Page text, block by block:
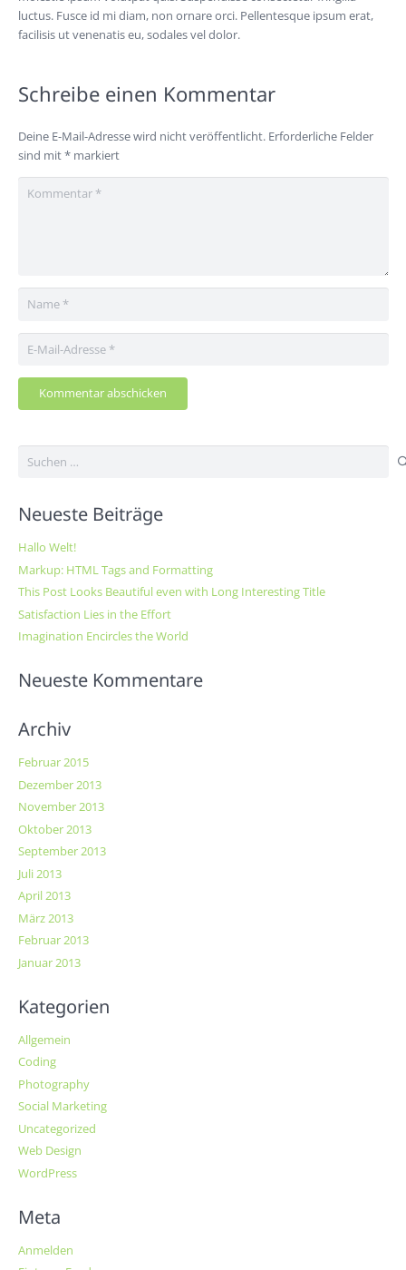
luctus. Fusce id mi diam, non ornare orci. Pellentesque ipsum erat,
facilisis ut venenatis eu, sodales vel dolor.
Schreibe einen Kommentar
Deine E-Mail-Adresse wird nicht veröffentlicht. Erforderliche Felder
sind mit*markiert
Kommentar abschicken
Suchen
Neueste Beiträge
Hallo Welt!
Markup: HTML Tags and Formatting
This Post Looks Beautiful even with Long Interesting Title
Satisfaction Lies in the Effort
Imagination Encircles the World
Neueste Kommentare
Archiv
Februar 2015
Dezember 2013
November 2013
Oktober 2013
September 2013
Juli 2013
April 2013
März 2013
Februar 2013
Januar 2013
Kategorien
Allgemein
Coding
Photography
Social Marketing
Uncategorized
Web Design
WordPress
Meta
Anmelden